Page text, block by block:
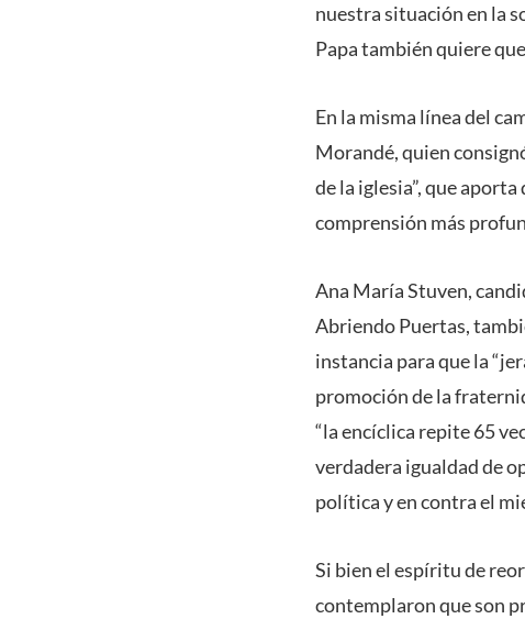
nuestra situación en la
Papa también quiere
En la misma línea del
Morandé, quien
de la iglesia”, que
comprensión más
Ana María Stuven,
Abriendo Puertas,
instancia para que la
promoción de la
“la encíclica repite 65
verdadera igualdad de
política y en contra el
Si bien el espíritu de
contemplaron que son